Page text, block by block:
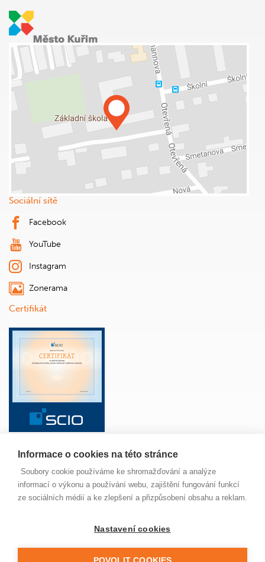
Sociální sítě
Facebook
YouTube
Instagram
Zonerama
Certifikát
ŠKOLA ANGLICKÝ JAZYK ŽÁCI
PAVUČINKA
JÍDELNA
MAPA SERVERU
NOVINKY
© 2022 Základní škola Jungmannova Kuřim, příspěvková
Informace o cookies na této stránce
Soubory cookie používáme ke shromažďování a analýze
informací o výkonu a používání webu, zajištění fungování funkcí
ze sociálních médií a ke zlepšení a přizpůsobení obsahu a reklam.
Nastavení cookies